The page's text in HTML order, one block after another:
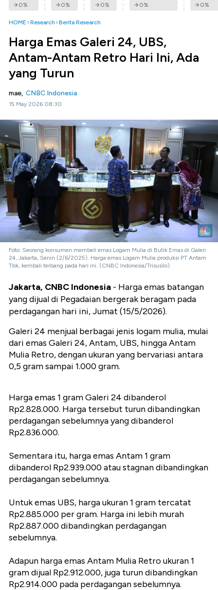
0% 0% 0% 0% 0%
HOME Research Berita Research
Harga Emas Galeri 24, UBS,
Antam-Antam Retro Hari Ini, Ada
yang Turun
mae, CNBC Indonesia
15 May 2026 08:30
Foto: Seorang konsumen membeli emas Logam Mulia di Butik Emas di Galeri
24, Jakarta, Senin (2/6/2025). Harga emas Logam Mulia produksi PT Antam
Tbk, kembali terbang pada hari ini. (CNBC Indonesia/Trisusilo)
Jakarta, CNBC Indonesia - Harga emas batangan
yang dijual di Pegadaian bergerak beragam pada
perdagangan hari ini, Jumat (15/5/2026).
Galeri 24 menjual berbagai jenis logam mulia, mulai
dari emas Galeri 24, Antam, UBS, hingga Antam
Mulia Retro, dengan ukuran yang bervariasi antara
0,5 gram sampai 1.000 gram.
Harga emas 1 gram Galeri 24 dibanderol
Rp2.828.000. Harga tersebut turun dibandingkan
perdagangan sebelumnya yang dibanderol
Rp2.836.000.
Sementara itu, harga emas Antam 1 gram
dibanderol Rp2.939.000 atau stagnan dibandingkan
perdagangan sebelumnya.
Untuk emas UBS, harga ukuran 1 gram tercatat
Rp2.885.000 per gram. Harga ini lebih murah
Rp2.887.000 dibandingkan perdagangan
sebelumnya.
Adapun harga emas Antam Mulia Retro ukuran 1
gram dijual Rp2.912.000, juga turun dibandingkan
Rp2.914.000 pada perdagangan sebelumnya.